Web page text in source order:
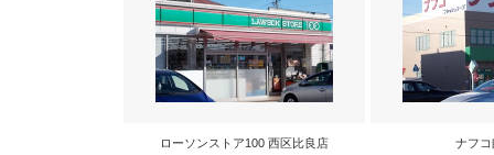
ローソンストア100 西区比良店 ナフコ